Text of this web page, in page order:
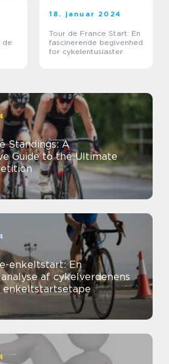
de
18. januar 2024
Tour de France Start: En
fascinerende begivenhed
for cykelentusiaster
Standings: A
Guide to the Ultimate
enkeltstart: En
af cykelverdenens
enkeltstartsetape